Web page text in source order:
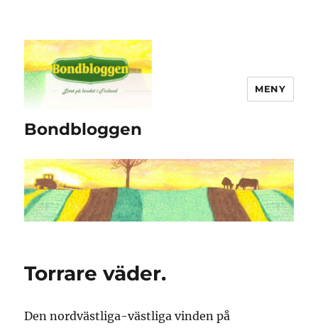
Bondbloggen
MENY
Torrare väder.
Den nordvästliga-västliga vinden på